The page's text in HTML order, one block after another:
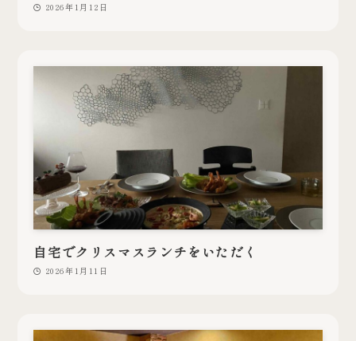
2026年1月12日
自宅でクリスマスランチをいただく
2026年1月11日